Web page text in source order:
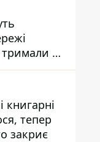
39
книгарні
тепер
закриє